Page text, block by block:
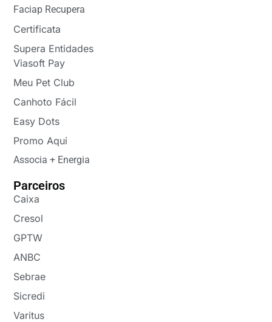
Faciap Recupera
Certificata
Supera Entidades
Viasoft Pay
Meu Pet Club
Canhoto Fácil
Easy Dots
Promo Aqui
Associa + Energia
Parceiros
Caixa
Cresol
GPTW
ANBC
Sebrae
Sicredi
Varitus